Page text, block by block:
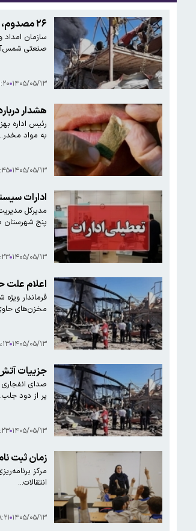
۲۶ مصدوم، درپی وقوع آتش‌سوزی در ۳ سوله در شهرک صنعتی شمس‌آباد
صنعتی
۱۴۰۵/۰۵/۱۳
هشدار
رئیس اداره
به مواد
۱۴۰۵/۰۵/۱۳
ادارات
مدیرکل
پنج شهرستان
۱۴۰۵/۰۵/۱۳
اعلام
فرماندار
مخزن‌های
۱۴۰۵/۰۵/۱۳
جزییات
صدای انفجاری
پر از دود
۱۴۰۵/۰۵/۱۳
زمان ثبت
مرکز
انتقالات…
۱۴۰۵/۰۵/۱۳